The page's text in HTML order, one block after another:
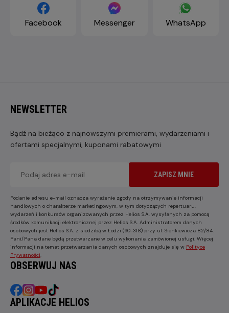
Facebook Messenger WhatsApp
NEWSLETTER
Bądź na bieżąco z najnowszymi premierami, wydarzeniami i
ofertami specjalnymi, kuponami rabatowymi
ZAPISZ MNIE
Podanie adresu e-mail oznacza wyrażenie zgody na otrzymywanie informacji
handlowych o charakterze marketingowym, w tym dotyczących repertuaru,
wydarzeń i konkursów organizowanych przez Helios S.A. wysyłanych za pomocą
środków komunikacji elektronicznej przez Helios S.A. Administratorem danych
osobowych jest Helios S.A. z siedzibą w Łodzi (90-318) przy ul. Sienkiewicza 82/84.
Pani/Pana dane będą przetwarzane w celu wykonania zamówionej usługi. Więcej
informacji na temat przetwarzania danych osobowych znajduje się w Polityce
Prywatności
OBSERWUJ NAS
APLIKACJE HELIOS